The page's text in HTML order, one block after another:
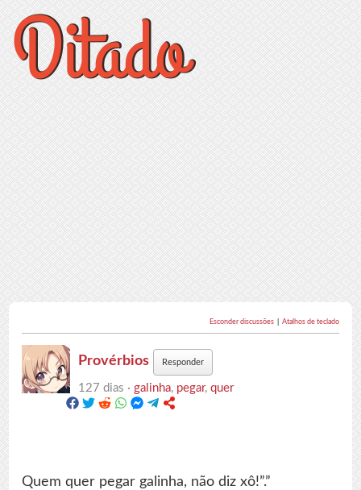
Esconder discussões Atalhos de teclado
Provérbios Responder
127 dias ·galinha, pegar,quer
Quem quer pegar galinha, não diz xô!”.”